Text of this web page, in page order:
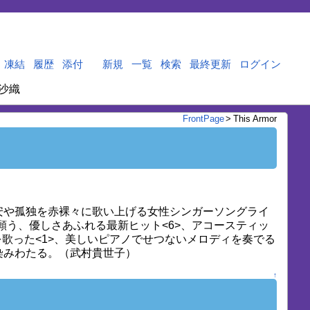
凍結 履歴 添付 新規 一覧 検索 最終更新 ログイン
織
FrontPage> This Armor
孤独を赤裸々に歌い上げる女性シンガーソングライ
、優しさあふれる最新ヒット<6>、アコースティッ
った<1>、美しいピアノでせつないメロディを奏でる
わたる。（武村貴世子）
↑